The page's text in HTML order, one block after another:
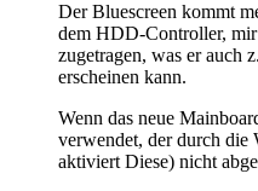
Der Bluescreen kommt
dem HDD-Controller,
zugetragen, was er auch
erscheinen kann.
Wenn das neue
verwendet, der durch
aktiviert Diese) nicht